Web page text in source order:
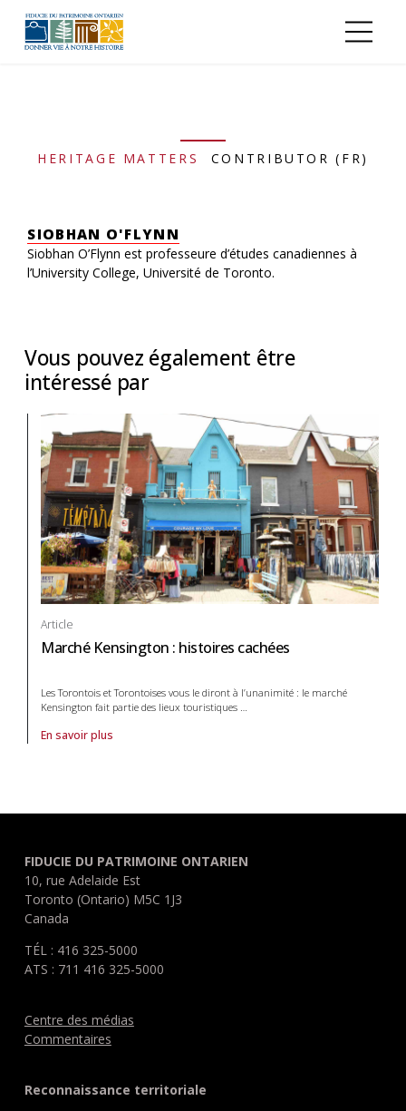
HERITAGE MATTERS CONTRIBUTOR (FR)
SIOBHAN O'FLYNN
Siobhan O’Flynn est professeure d’études canadiennes à
l’University College, Université de Toronto.
Vous pouvez également être
intéressé par
Article
Marché Kensington : histoires cachées
Les Torontois et Torontoises vous le diront à l’unanimité : le marché
Kensington fait partie des lieux touristiques
En savoir plus
À propos de article Marché Kensington : histoires cachées
FIDUCIE DU PATRIMOINE ONTARIEN
10, rue Adelaide Est
Toronto (Ontario) M5C 1J3
Canada
TÉL : 416 325-5000
ATS : 711 416 325-5000
Centre des médias
Commentaires
Reconnaissance territoriale